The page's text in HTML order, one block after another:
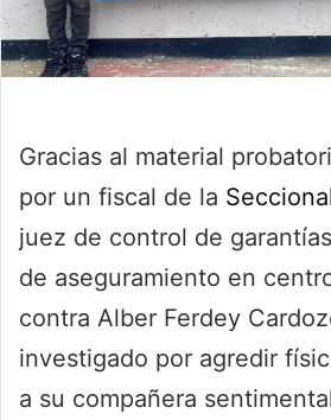
Gracias al material
por un fiscal de la
juez de control de
de aseguramiento en
contra Alber Ferdey
investigado por agredir
a su compañera